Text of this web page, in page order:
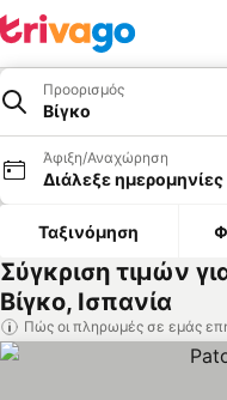
Προορισμός
Βίγκο
Άφιξη/Αναχώρηση
Διάλεξε ημερομηνίες
Ταξινόμηση
Σύγκριση τιμών
Βίγκο, Ισπανία
Πώς οι πληρωμές σε εμάς